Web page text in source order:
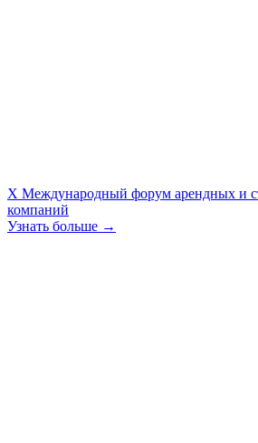
X Международный форум арендных и
компаний
Узнать больше →